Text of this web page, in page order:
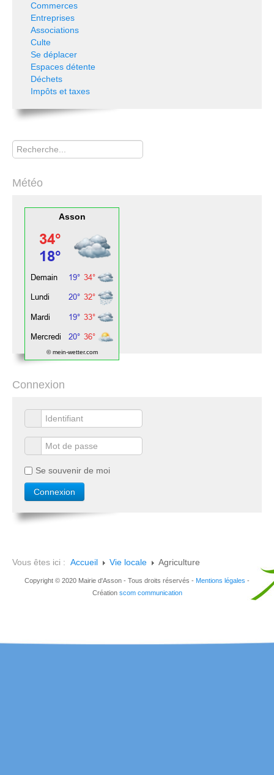
Commerces
Entreprises
Associations
Culte
Se déplacer
Espaces détente
Déchets
Impôts et taxes
Rechercher
Météo
Asson
© mein-wetter.com
Connexion
Se souvenir de moi
Vous êtes ici : Accueil Vie locale Agriculture
Copyright © 2020 Mairie d'Asson - Tous droits réservés - Mentions légales -
Création scom communication